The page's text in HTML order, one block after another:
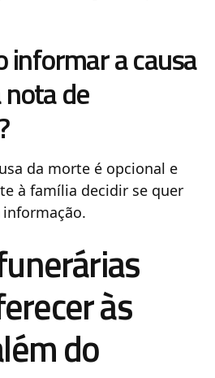
informar a causa
de
da morte é opcional e
à família decidir se quer
às
do